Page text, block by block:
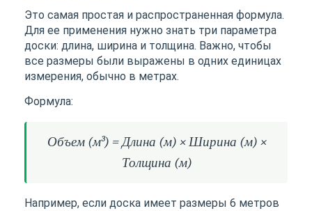
Это самая простая и распространенная формула.
Для ее применения нужно знать три параметра
доски: длина, ширина и толщина. Важно, чтобы
все размеры были выражены в одних единицах
измерения, обычно в метрах.
Формула:
Объем (м³) = Длина (м) × Ширина (м) ×
Толщина (м)
Например, если доска имеет размеры 6 метров